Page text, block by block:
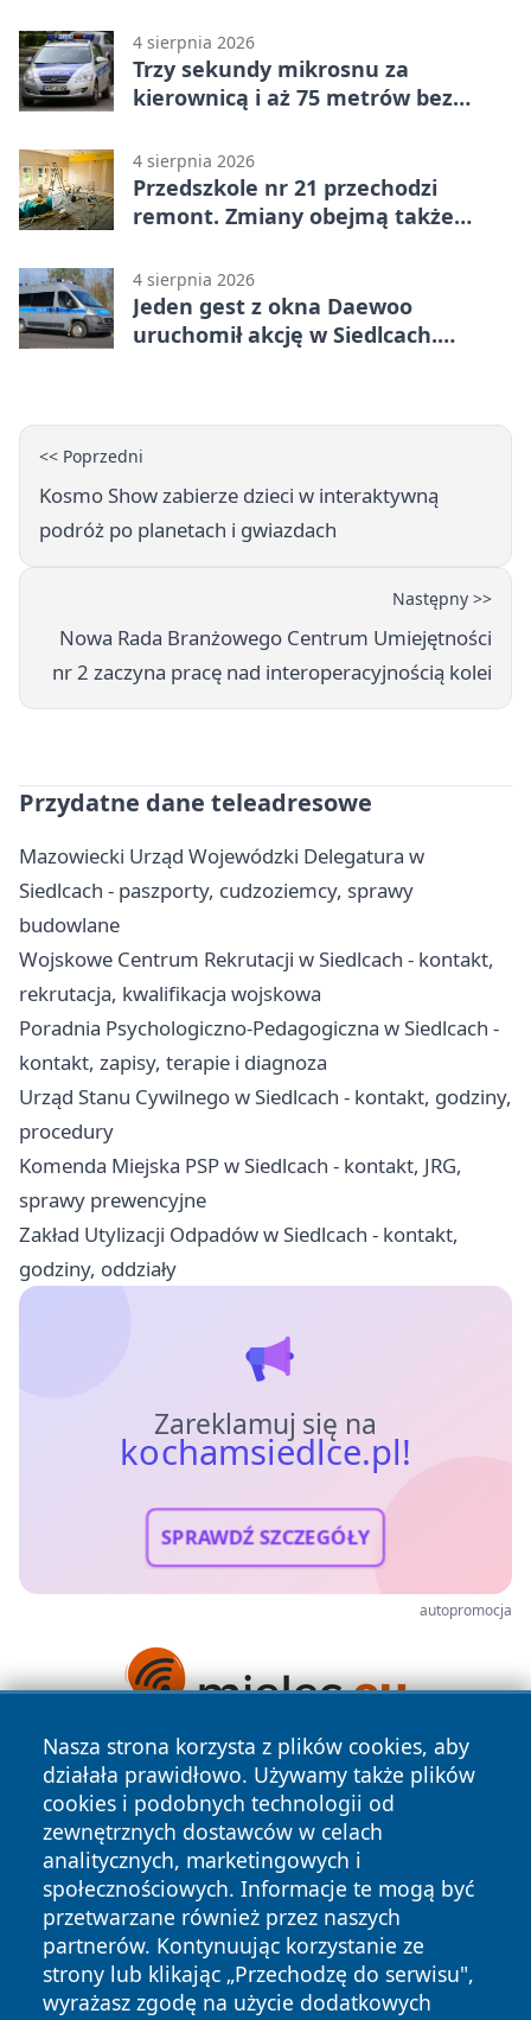
4 sierpnia 2026
Trzy sekundy mikrosnu za
kierownicą i aż 75 metrów bez
4 sierpnia 2026
Przedszkole nr 21 przechodzi
remont. Zmiany obejmą także
4 sierpnia 2026
Jeden gest z okna Daewoo
uruchomił akcję w Siedlcach.
<< Poprzedni
Kosmo Show zabierze dzieci w interaktywną
podróż po planetach i gwiazdach
Następny >>
Nowa Rada Branżowego Centrum Umiejętności
nr 2 zaczyna pracę nad interoperacyjnością kolei
Przydatne dane teleadresowe
Mazowiecki Urząd Wojewódzki Delegatura w
Siedlcach - paszporty, cudzoziemcy, sprawy
budowlane
Wojskowe Centrum Rekrutacji w Siedlcach - kontakt,
rekrutacja, kwalifikacja wojskowa
Poradnia Psychologiczno-Pedagogiczna w Siedlcach -
kontakt, zapisy, terapie i diagnoza
Urząd Stanu Cywilnego w Siedlcach - kontakt, godziny,
procedury
Komenda Miejska PSP w Siedlcach - kontakt, JRG,
sprawy prewencyjne
Zakład Utylizacji Odpadów w Siedlcach - kontakt,
godziny, oddziały
Zareklamuj się na
kochamsiedlce.pl!
SPRAWDŹ SZCZEGÓŁY
autopromocja
Nasza strona korzysta z plików cookies, aby
działała prawidłowo. Używamy także plików
cookies i podobnych technologii od
zewnętrznych dostawców w celach
analitycznych, marketingowych i
społecznościowych. Informacje te mogą być
przetwarzane również przez naszych
partnerów. Kontynuując korzystanie ze
strony lub klikając „Przechodzę do serwisu",
wyrażasz zgodę na użycie dodatkowych
Copyright © 2026 kochamsiedlce.pl Wszystkie prawa
zastrzeżone.
Polityka Polityka